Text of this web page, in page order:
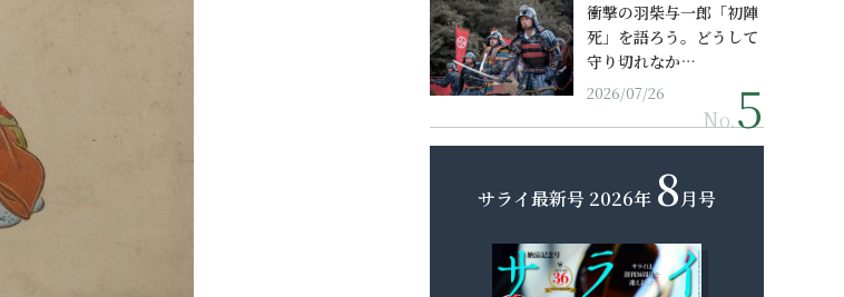
衝撃の羽柴与一郎「初陣
死」を語ろう。どうして
守り切れなか…
2026/07/26
No.
サライ最新号 2026年 8月号